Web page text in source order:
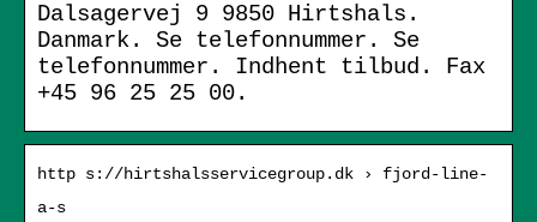
Dalsagervej 9 9850 Hirtshals.
Danmark. Se telefonnummer. Se
telefonnummer. Indhent tilbud. Fax
+45 96 25 25 00.
http s://hirtshalsservicegroup.dk › fjord-line-
a-s